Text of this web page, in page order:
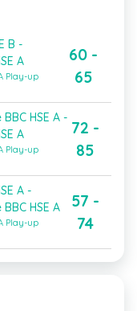
B -
A
Play-up
60 -
65
HSE A -
A
Play-up
72 -
85
A -
HSE A
Play-up
57 -
74